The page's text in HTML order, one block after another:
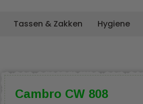
Tassen & Zakken Hygiene
Cambro CW 808